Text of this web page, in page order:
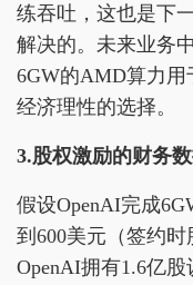
练吞吐，这也是下
解决的。未来业务
6GW的AMD算力
经济理性的选择。
3.股权激励的财务
假设OpenAI完成
到600美元（签约
OpenAI拥有1.6亿